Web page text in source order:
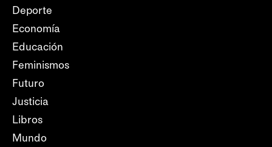
Deporte
Economía
Educación
Feminismos
Futuro
Justicia
Libros
Mundo